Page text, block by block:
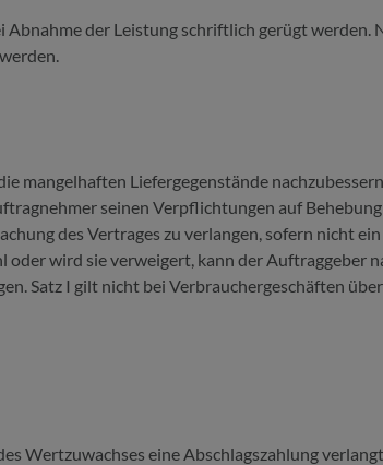
der Leistung schriftlich gerügt werden.
mangelhaften Liefergegenstände
seinen Verpflichtungen auf
des Vertrages zu verlangen, sofern nicht
wird sie verweigert, kann der Auftraggeber
Satz I gilt nicht bei Verbrauchergeschäften
Wertzuwachses eine Abschlagszahlung